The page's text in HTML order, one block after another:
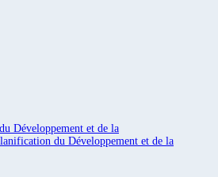
Développement et de la
du Développement et de la